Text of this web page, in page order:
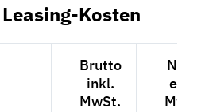
Kosten
Brutto
inkl.
MwSt.
Netto
exkl.
MwSt.